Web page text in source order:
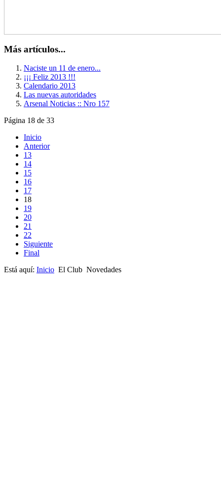
Más artículos...
Naciste un 11 de enero...
¡¡¡ Feliz 2013 !!!
Calendario 2013
Las nuevas autoridades
Arsenal Noticias :: Nro 157
Página 18 de 33
Inicio
Anterior
13
14
15
16
17
18
19
20
21
22
Siguiente
Final
Está aquí: Inicio El Club Novedades